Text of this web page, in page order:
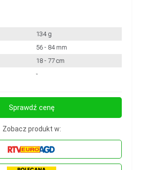
134 g
56 - 84 mm
18 - 77 cm
-
Sprawdź cenę
Zobacz produkt w: